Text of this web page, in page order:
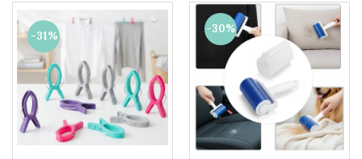
Organizare si depozitare
Huse si cutii depozitare
Cuiere
Opritoare usa
Intretinere textile
Curatenie
Sport & Timp liber
-31%
-30%